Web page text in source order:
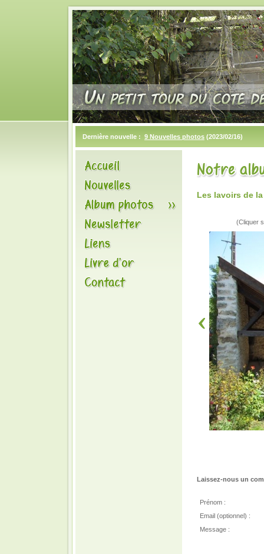
Dernière nouvelle : 9 Nouvelles photos (2023/02/16)
Les lavoirs de
(Cliquer
Laissez-nous un
Prénom :
Email (optionnel) :
Message :